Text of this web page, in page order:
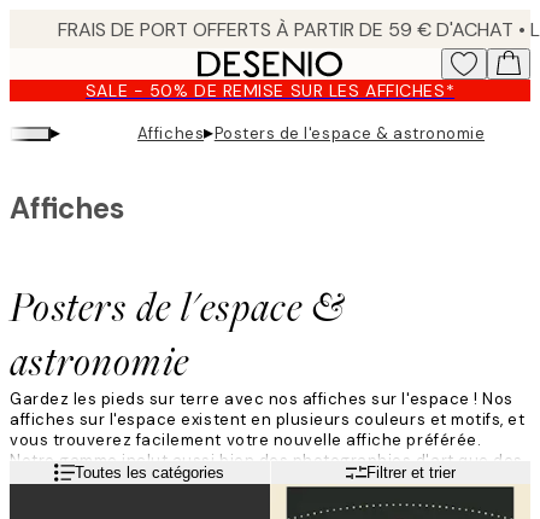
content.SALE - 50% DE REMISE SUR LES AFFICHES*
▸ Affiches▸Posters de l'espace & astronomie
Posters de l'espace &
astronomie
Affiches
Gardez les pieds sur terre avec nos affiches sur l'espace ! Nos
affiches sur l'espace existent en plusieurs couleurs et motifs, et
vous trouverez facilement votre nouvelle affiche préférée.
Notre gamme inclut aussi bien des photographies d'art que des
dessins abstraits avec des motifs graphiques. Nous adorons la
déco sur le thème de l'espace et nous sommes sûrs que vous
Lire la suiteToutes les catégories Filtrer et trier